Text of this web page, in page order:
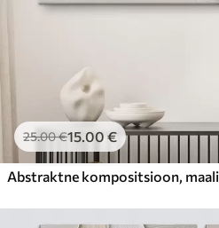
25.00€15.00 €